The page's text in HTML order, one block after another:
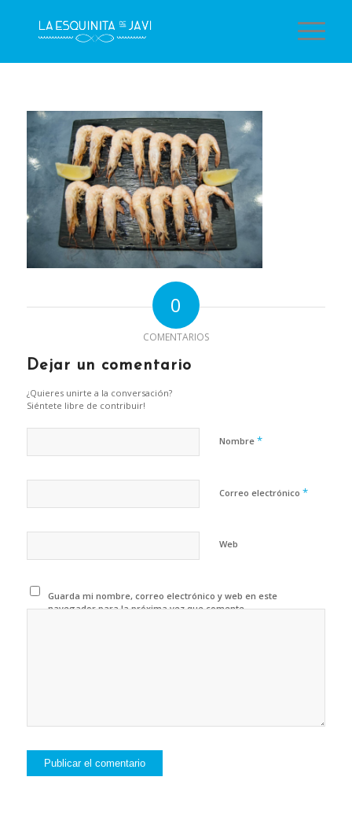
0
COMENTARIOS
Dejar un comentario
¿Quieres unirte a la conversación?
Siéntete libre de contribuir!
Nombre *
Correo electrónico *
Web
Guarda mi nombre, correo electrónico y web en este
navegador para la próxima vez que comente.